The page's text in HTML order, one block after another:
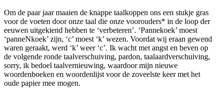
Om de paar jaar maaien de knappe taalkoppen ons een stukje gras
voor de voeten door onze taal die onze voorouders* in de loop der
eeuwen uitgekiend hebben te ‘verbeteren’. ‘Pannekoek’ moest
‘panneNkoek’ zijn, ‘c’ moest ‘k’ wezen. Voordat wij eraan gewend
waren geraakt, werd ‘k’ weer ‘c’. Ik wacht met angst en beven op
de volgende ronde taalverschuiving, pardon, taalaardverschuiving,
sorry, ik bedoel taalvernieuwing, waardoor mijn nieuwe
woordenboeken en woordenlijst voor de zoveelste keer met het
oude papier mee mogen.